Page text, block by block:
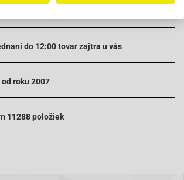
do 12:00 tovar zajtra u vás
od roku 2007
11288 položiek